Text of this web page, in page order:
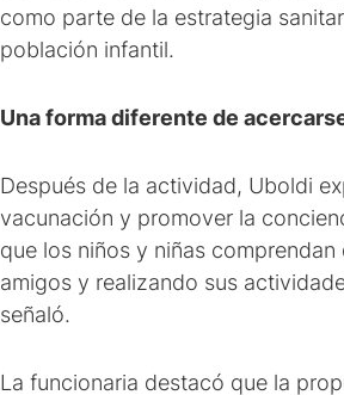
como parte de la estrategia
población infantil.
Una forma diferente de
Después de la actividad, Uboldi
vacunación y promover la
que los niños y niñas
amigos y realizando sus
señaló.
La funcionaria destacó que la